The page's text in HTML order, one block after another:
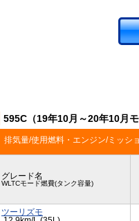
595C（19年10月～20年10月
排気量/使用燃料・エンジン/ミッシ
グレード名
WLTCモード燃費(タンク容量)
ツーリズモ